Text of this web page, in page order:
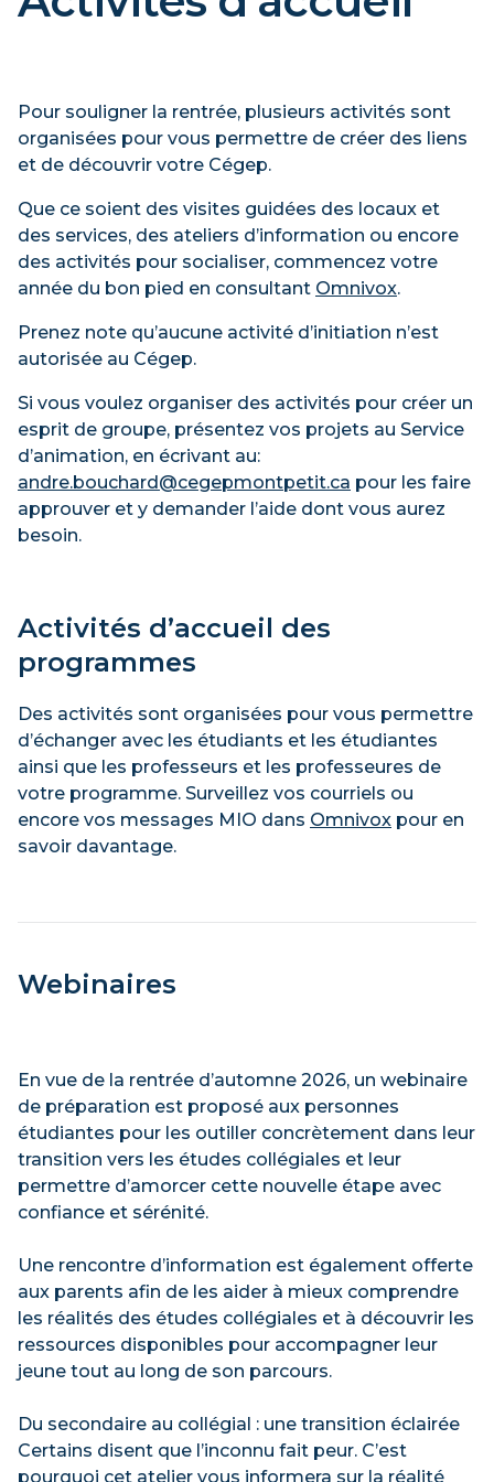
correspondant à votre programme
d’études.
16 août 2026. Mais, comme le disent les vieux
sages, pourquoi reporter à demain ce qui peut
être fait aujourd’hui?
Mercredi 19 août, 8h30 à 11h
Sciences de la nature
Techniques d’administration et de
gestion
Techniques de prothèses dentaires
Arts, lettres et communications
Double DEC en sciences humaines et
arts, lettres et communication
Optique et lunetterie
Technologie du génie électrique –
Techniques d’hygiène dentaire
Tremplin DEC
S'INSCRIRE
Mercredi 19 août, 13h à 15h30
Arts visuels
Sciences humaines
Techniques d’éducation spécialisée
Pour souligner la rentrée, plusieurs activités sont
organisées pour vous permettre de créer des liens
et de découvrir votre Cégep.
Que ce soient des visites guidées des locaux et
des services, des ateliers d’information ou encore
des activités pour socialiser, commencez votre
année du bon pied en consultant Omnivox.
Prenez note qu’aucune activité d’initiation n’est
autorisée au Cégep.
Si vous voulez organiser des activités pour créer un
esprit de groupe, présentez vos projets au Service
d’animation, en écrivant au:
andre.bouchard@cegepmontpetit.ca pour les faire
approuver et y demander l’aide dont vous aurez
besoin.
Activités d’accueil des
programmes
Des activités sont organisées pour vous permettre
d’échanger avec les étudiants et les étudiantes
ainsi que les professeurs et les professeures de
votre programme. Surveillez vos courriels ou
encore vos messages MIO dans Omnivox pour en
savoir davantage.
Webinaires
En vue de la rentrée d’automne 2026, un webinaire
de préparation est proposé aux personnes
étudiantes pour les outiller concrètement dans leur
transition vers les études collégiales et leur
permettre d’amorcer cette nouvelle étape avec
confiance et sérénité.
Une rencontre d’information est également offerte
aux parents afin de les aider à mieux comprendre
les réalités des études collégiales et à découvrir les
ressources disponibles pour accompagner leur
jeune tout au long de son parcours.
Du secondaire au collégial : une transition éclairée
Certains disent que l’inconnu fait peur. C’est
pourquoi cet atelier vous informera sur la réalité